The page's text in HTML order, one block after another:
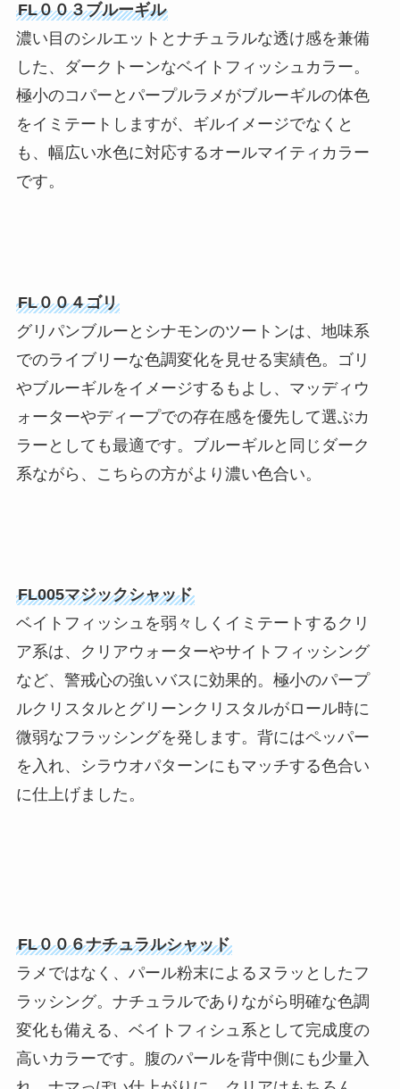
FL００３ブルーギル
濃い目のシルエットとナチュラルな透け感を兼備
した、ダークトーンなベイトフィッシュカラー。
極小のコパーとパープルラメがブルーギルの体色
をイミテートしますが、ギルイメージでなくと
も、幅広い水色に対応するオールマイティカラー
です。
FL００４ゴリ
グリパンブルーとシナモンのツートンは、地味系
でのライブリーな色調変化を見せる実績色。ゴリ
やブルーギルをイメージするもよし、マッディウ
ォーターやディープでの存在感を優先して選ぶカ
ラーとしても最適です。ブルーギルと同じダーク
系ながら、こちらの方がより濃い色合い。
FL005マジックシャッド
ベイトフィッシュを弱々しくイミテートするクリ
ア系は、クリアウォーターやサイトフィッシング
など、警戒心の強いバスに効果的。極小のパープ
ルクリスタルとグリーンクリスタルがロール時に
微弱なフラッシングを発します。背にはペッパー
を入れ、シラウオパターンにもマッチする色合い
に仕上げました。
FL００６ナチュラルシャッド
ラメではなく、パール粉末によるヌラッとしたフ
ラッシング。ナチュラルでありながら明確な色調
変化も備える、ベイトフィシュ系として完成度の
高いカラーです。腹のパールを背中側にも少量入